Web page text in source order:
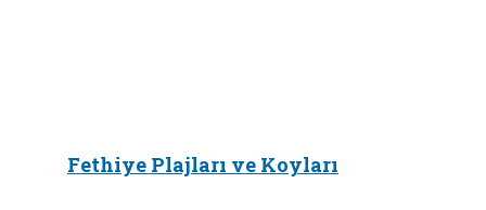
Fethiye Plajları ve Koyları